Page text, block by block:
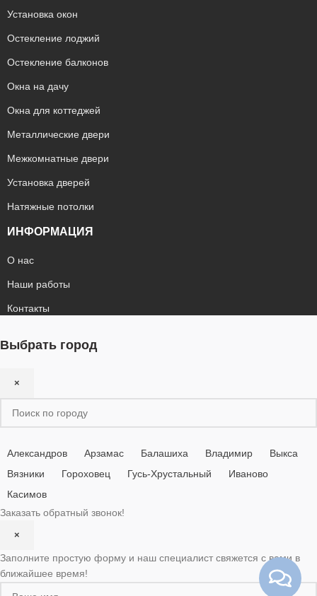
Установка окон
Остекление лоджий
Остекление балконов
Окна на дачу
Окна для коттеджей
Металлические двери
Межкомнатные двери
Установка дверей
Натяжные потолки
ИНФОРМАЦИЯ
О нас
Наши работы
Контакты
Выбрать город
×
Александров Арзамас Балашиха Владимир
Выкса
Вязники
Гороховец Гусь-Хрустальный
Иваново
Касимов
Заказать обратный звонок!
×
Заполните простую форму и наш специалист свяжется с вами в
ближайшее время!